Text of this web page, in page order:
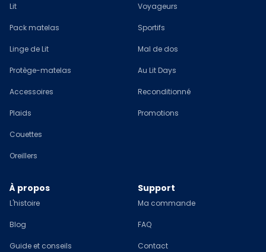
Lit
Pack matelas
Linge de Lit
Protège-matelas
Accessoires
Plaids
Couettes
Oreillers
Voyageurs
Sportifs
Mal de dos
Au Lit Days
Reconditionné
Promotions
À propos
L'histoire
Blog
Guide et conseils
Support
Ma commande
FAQ
Contact